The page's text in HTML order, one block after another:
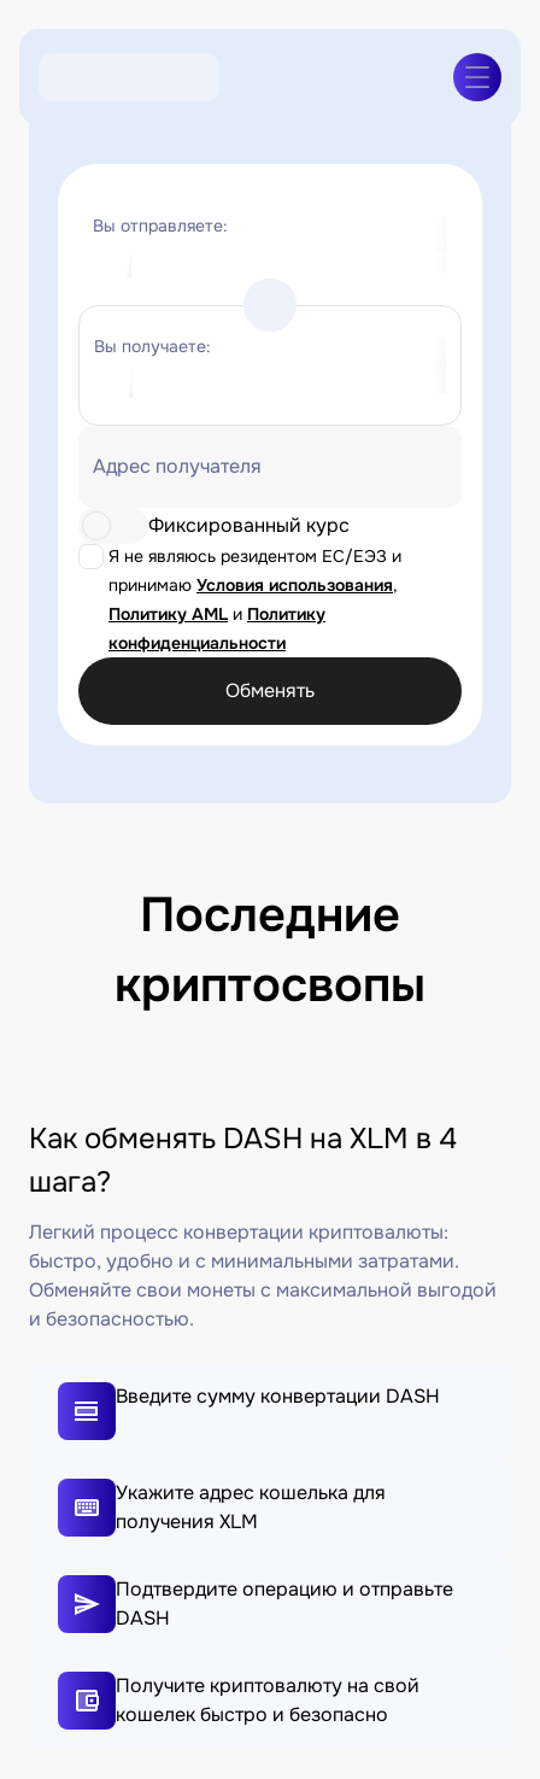
Вы отправляете:
Вы получаете:
Адрес получателя
Я не являюсь резидентом ЕС/ЕЭЗ и
принимаю Условия использования,
Политику AML и Политику
конфиденциальности
Фиксированный курс
Обменять
Последние
криптосвопы
Как обменять DASH на XLM в 4
шага?
Легкий процесс конвертации криптовалюты:
быстро, удобно и с минимальными затратами.
Обменяйте свои монеты с максимальной выгодой
и безопасностью.
Введите сумму конвертации DASH
Укажите адрес кошелька для
получения XLM
Подтвердите операцию и отправьте
DASH
Получите криптовалюту на свой
кошелек быстро и безопасно